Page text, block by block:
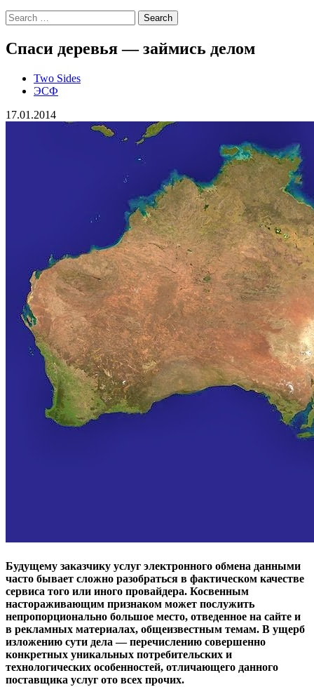
Спаси деревья — займись делом
Two Sides
ЭСФ
17.01.2014
Будущему заказчику услуг электронного обмена данными
часто бывает сложно разобраться в фактическом качестве
сервиса того или иного провайдера. Косвенным
настораживающим признаком может послужить
непропорционально большое место, отведенное на сайте и
в рекламных материалах, общеизвестным темам. В ущерб
изложению сути дела — перечислению совершенно
конкретных уникальных потребительских и
технологических особенностей, отличающего данного
поставщика услуг ото всех прочих.